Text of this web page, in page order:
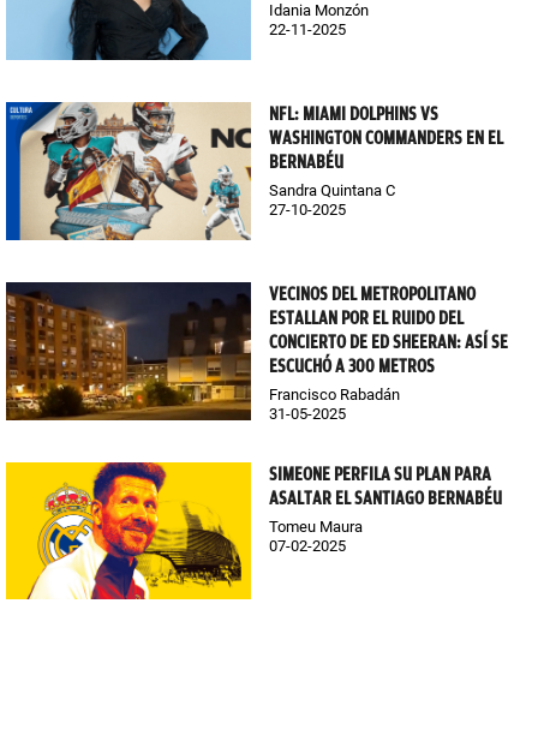
Idania Monzón
22-11-2025
NFL: MIAMI DOLPHINS VS
WASHINGTON COMMANDERS EN EL
BERNABÉU
Sandra Quintana C
27-10-2025
VECINOS DEL METROPOLITANO
ESTALLAN POR EL RUIDO DEL
CONCIERTO DE ED SHEERAN: ASÍ SE
ESCUCHÓ A 300 METROS
Francisco Rabadán
31-05-2025
SIMEONE PERFILA SU PLAN PARA
ASALTAR EL SANTIAGO BERNABÉU
Tomeu Maura
07-02-2025